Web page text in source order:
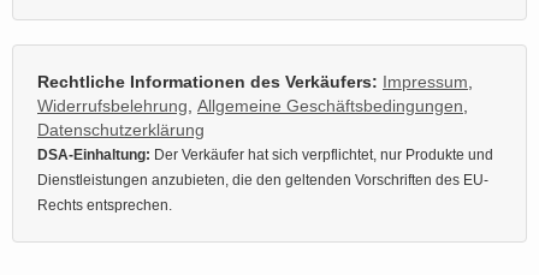
Rechtliche Informationen des Verkäufers: Impressum
Widerrufsbelehrung Allgemeine Geschäftsbedingungen
Datenschutzerklärung
DSA-Einhaltung: Der Verkäufer hat sich verpflichtet, nur Produkte und
Dienstleistungen anzubieten, die den geltenden Vorschriften des EU-
Rechts entsprechen.